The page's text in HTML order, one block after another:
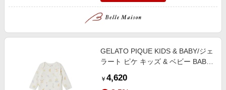
GELATO PIQUE KIDS & BABY/ジェ
ラート ピケ キッズ & ベビー BABY
OWHT ベビー用ロンパース・カバ
￥ 4,620